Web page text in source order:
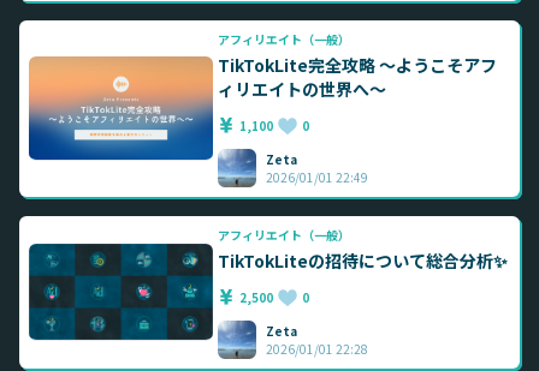
アフィリエイト（一般）
TikTokLite完全攻略 ～ようこそアフ
ィリエイトの世界へ～
1,100
0
Zeta
2026/01/01 22:49
アフィリエイト（一般）
TikTokLiteの招待について総合分析✨️
2,500
0
Zeta
2026/01/01 22:28